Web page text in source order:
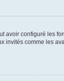
avoir configuré les
comme les